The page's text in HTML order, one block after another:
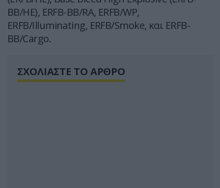
BB/HE), ERFB-BB/RA, ERFB/WP,
ERFB/Illuminating, ERFB/Smoke, και ERFB-
BB/Cargo.
ΣΧΟΛΙΑΣΤΕ ΤΟ ΑΡΘΡΟ